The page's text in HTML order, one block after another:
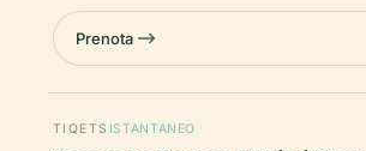
Prenota
TIQETS ISTANTANEO